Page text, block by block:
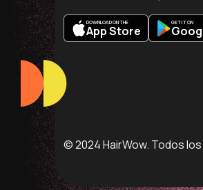
DOWNLOAD ON THE
App Store
GET IT ON
© 2024 HairWow. Todos